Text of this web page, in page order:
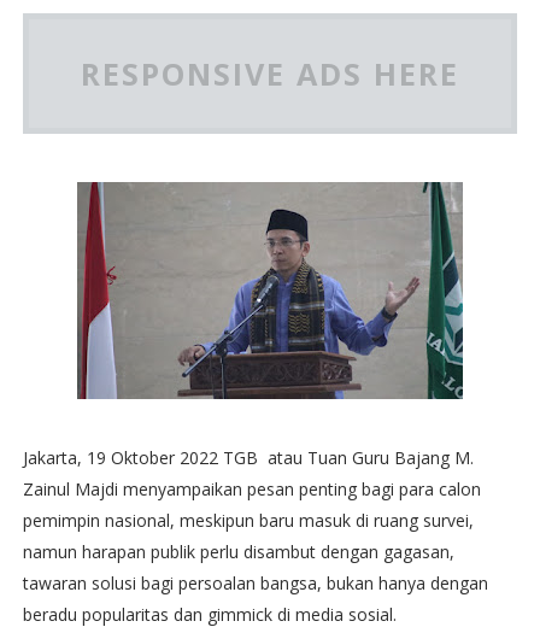
RESPONSIVE ADS HERE
Jakarta, 19 Oktober 2022 TGB atau Tuan Guru Bajang M.
Zainul Majdi menyampaikan pesan penting bagi para calon
pemimpin nasional, meskipun baru masuk di ruang survei,
namun harapan publik perlu disambut dengan gagasan,
tawaran solusi bagi persoalan bangsa, bukan hanya dengan
beradu popularitas dan gimmick di media sosial.